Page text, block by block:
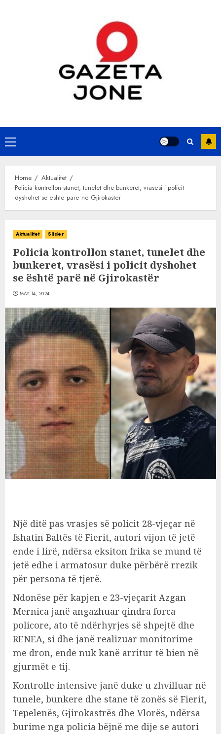
Primary
Menu
Home
Aktualitet
Policia kontrollon stanet, tunelet dhe bunkeret, vrasësi i policit
dyshohet se është parë në Gjirokastër
Aktualitet Slider
Policia kontrollon stanet, tunelet dhe
bunkeret, vrasësi i policit dyshohet
se është parë në Gjirokastër
MAY 14, 2024
Një ditë pas vrasjes së policit 28-vjeçar në
fshatin Baltës të Fierit, autori vijon të jetë
ende i lirë, ndërsa eksiton frika se mund të
jetë edhe i armatosur duke përbërë rrezik
për persona të tjerë.
Ndonëse për kapjen e 23-vjeçarit Azgan
Mernica janë angazhuar qindra forca
policore, ato të ndërhyrjes së shpejtë dhe
RENEA, si dhe janë realizuar monitorime
me dron, ende nuk kanë arritur të bien në
gjurmët e tij.
Kontrolle intensive janë duke u zhvilluar në
tunele, bunkere dhe stane të zonës së Fierit,
Tepelenës, Gjirokastrës dhe Vlorës, ndërsa
burime nga policia bëjnë me dije se autori